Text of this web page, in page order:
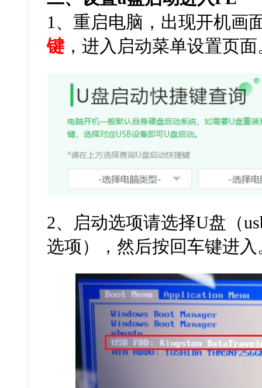
1 、重启电脑，出现开机画
键，进入启动菜单设置页面
2、启动选项请选择U盘（
选项），然后按回车键进入